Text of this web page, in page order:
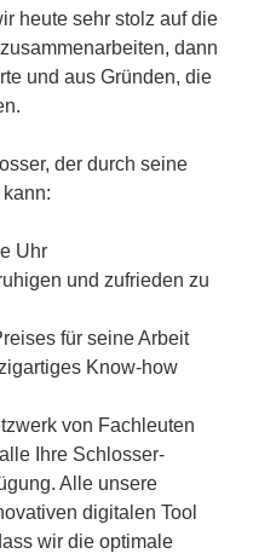
heute sehr stolz auf die
dann
und aus Gründen, die
der durch seine
Uhr
und zufrieden zu
für seine Arbeit
Know-how
von Fachleuten
Ihre Schlosser-
Alle unsere
digitalen Tool
wir die optimale